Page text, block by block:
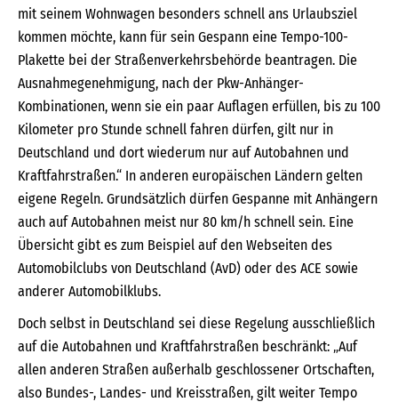
mit seinem Wohnwagen besonders schnell ans Urlaubsziel
kommen möchte, kann für sein Gespann eine Tempo­-100­-
Plakette bei der Straßenverkehrsbehörde beantragen. Die
Ausnahmegenehmigung, nach der Pkw-Anhänger-
Kombinationen, wenn sie ein paar Auflagen erfüllen, bis zu 100
Kilometer pro Stunde schnell fahren dürfen, gilt nur in
Deutschland und dort wiederum nur auf Autobahnen und
Kraftfahrstraßen.“ In anderen europäischen Ländern gelten
eigene Regeln. Grundsätzlich dürfen Gespanne mit Anhängern
auch auf Autobahnen meist nur 80 km/h schnell sein. Eine
Übersicht gibt es zum Beispiel auf den Webseiten des
Automobilclubs von Deutschland (AvD) oder des ACE sowie
anderer Automobilklubs.
Doch selbst in Deutschland sei diese Regelung ausschließlich
auf die Autobahnen und Kraftfahrstraßen beschränkt: „Auf
allen anderen Straßen außerhalb geschlossener Ortschaften,
also Bundes­-, Landes-­ und Kreisstraßen, gilt weiter Tempo